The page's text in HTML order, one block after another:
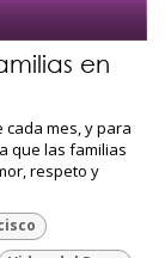
en
cada mes, y para
que las familias
respeto y